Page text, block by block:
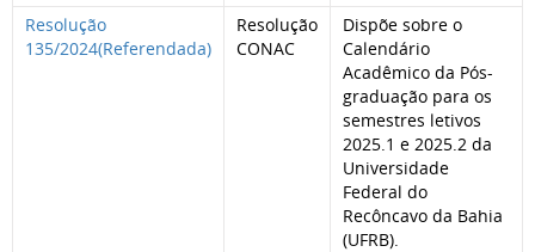
Resolução
135/2024(Referendada)
Resolução
CONAC
Dispõe sobre o
Calendário
Acadêmico da Pós-
graduação para os
semestres letivos
2025.1 e 2025.2 da
Universidade
Federal do
Recôncavo da Bahia
(UFRB).